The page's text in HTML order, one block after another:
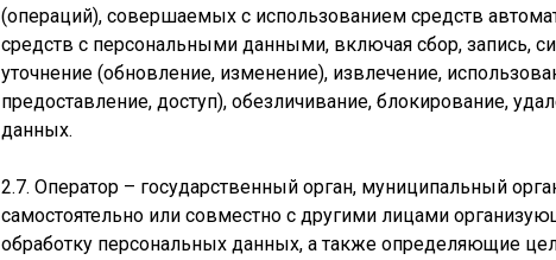
(операций), совершаемых с использованием средств
средств с персональными данными, включая сбор, запись,
уточнение (обновление, изменение), извлечение,
предоставление, доступ), обезличивание, блокирование,
данных.
2.7. Оператор – государственный орган, муниципальный
самостоятельно или совместно с другими лицами
обработку персональных данных, а также определяющие